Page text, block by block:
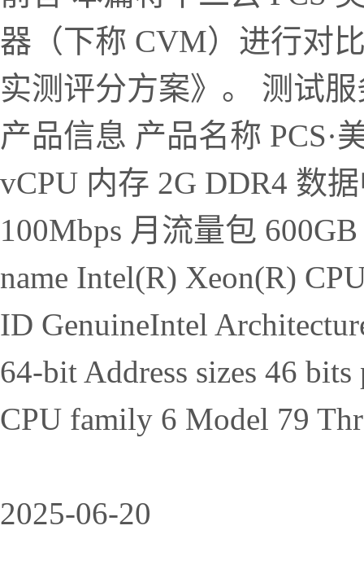
器（下称 CVM）进行对
实测评分方案》。 测试
产品信息 产品名称 PCS·
vCPU 内存 2G DDR4 数
100Mbps 月流量包
name Intel(R) Xeon(R)
ID GenuineIntel
64-bit Address sizes 46
CPU family 6 Model 79
2025-06-20